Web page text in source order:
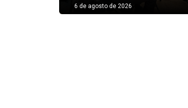
6 de agosto de 2026